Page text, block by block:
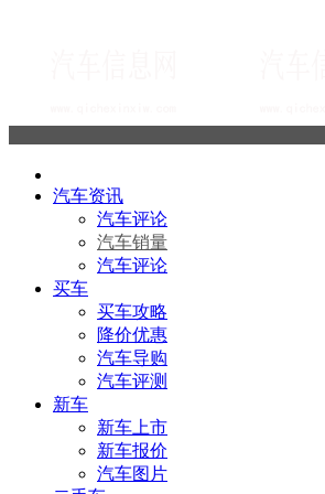
汽车资讯
汽车评论
汽车销量
汽车评论
买车
买车攻略
降价优惠
汽车导购
汽车评测
新车
新车上市
新车报价
汽车图片